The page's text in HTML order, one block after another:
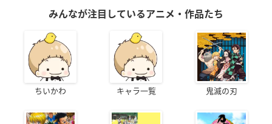
みんなが注目しているアニメ・作品たち
ちいかわ キャラ一覧 鬼滅の刃